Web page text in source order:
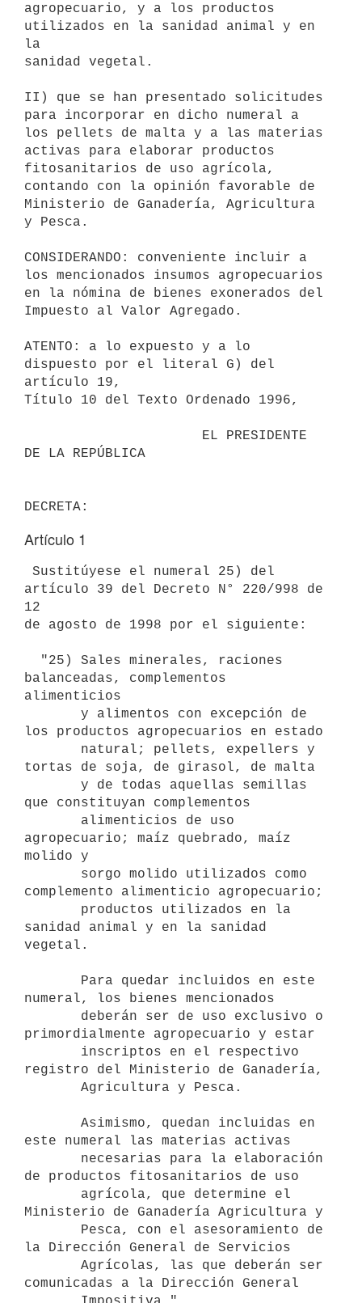
agropecuario, y a los productos
utilizados en la sanidad animal y en
la
sanidad vegetal.
II) que se han presentado solicitudes
para incorporar en dicho numeral a
los pellets de malta y a las materias
activas para elaborar productos
fitosanitarios de uso agrícola,
contando con la opinión favorable de
Ministerio de Ganadería, Agricultura
y Pesca.
CONSIDERANDO: conveniente incluir a
los mencionados insumos agropecuarios
en la nómina de bienes exonerados del
Impuesto al Valor Agregado.
ATENTO: a lo expuesto y a lo
dispuesto por el literal G) del
artículo 19,
Título 10 del Texto Ordenado 1996,
DE LA REPÚBLICA
Artículo 1
artículo 39 del Decreto N° 220/998 de
12
de agosto de 1998 por el siguiente:
balanceadas, complementos
alimenticios
los productos agropecuarios en estado
tortas de soja, de girasol, de malta
que constituyan complementos
agropecuario; maíz quebrado, maíz
molido y
complemento alimenticio agropecuario;
sanidad animal y en la sanidad
vegetal.
numeral, los bienes mencionados
primordialmente agropecuario y estar
registro del Ministerio de Ganadería,
este numeral las materias activas
de productos fitosanitarios de uso
Ministerio de Ganadería Agricultura y
la Dirección General de Servicios
comunicadas a la Dirección General